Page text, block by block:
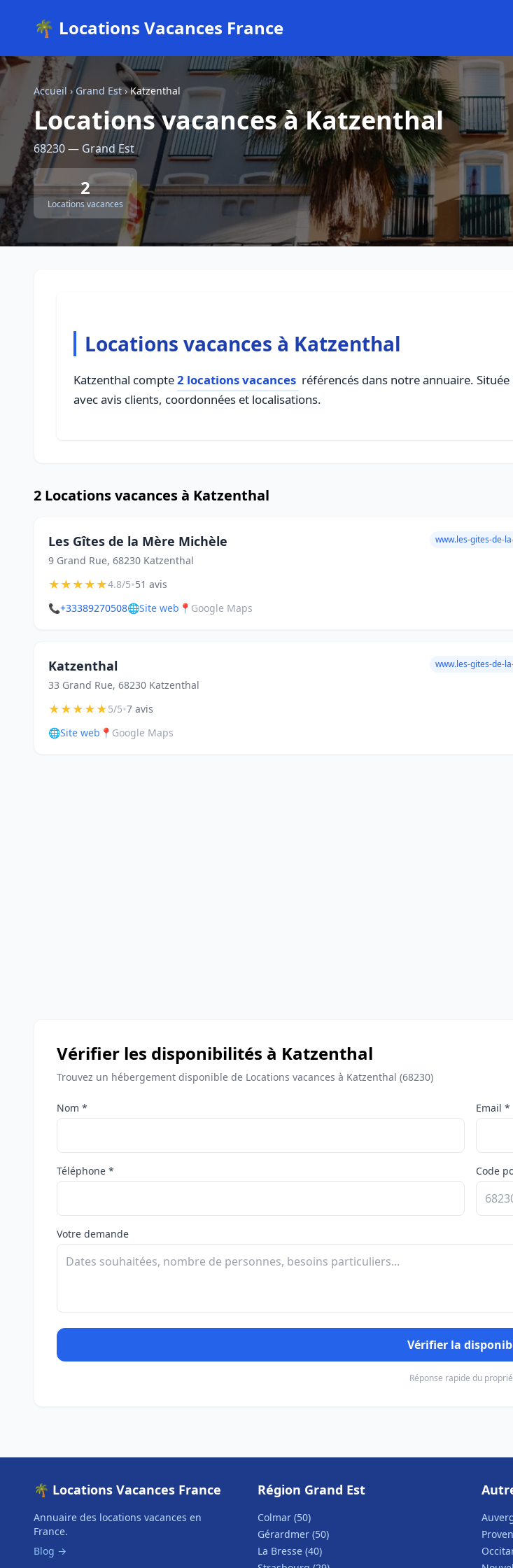
🌴 Locations Vacances France
Accueil › Grand Est›Katzenthal
Locations vacances à Katzenthal
68230 — Grand Est
2
Locations vacances
Locations vacances à Katzenthal
Katzenthal compte2 locations vacances référencés dans notre annuaire.
avec avis clients, coordonnées et localisations.
2 Locations vacances à Katzenthal
Les Gîtes de la Mère Michèle
9 Grand Rue, 68230 Katzenthal
www.les-gites-de-
★★★★★4.8/5•51 avis
📞+33389270508🌐Site web 📍 Google Maps
Katzenthal
33 Grand Rue, 68230 Katzenthal
www.les-gites-de-
★★★★★5/5•7 avis
🌐Site web 📍 Google Maps
Vérifier les disponibilités à Katzenthal
Trouvez un hébergement disponible de Locations vacances à Katzenthal (68230)
Nom * Email *
Téléphone * Code
Votre demande
Vérifier la
Réponse rapide du
🌴 Locations Vacances France
Annuaire des locations vacances en
France.
Blog →
Région Grand Est
Colmar (50)
Gérardmer (50)
La Bresse (40)